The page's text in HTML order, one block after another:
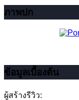
ภาพปก
ข้อมูลเบื้องต้น
ผู้สร้างรีวิว: